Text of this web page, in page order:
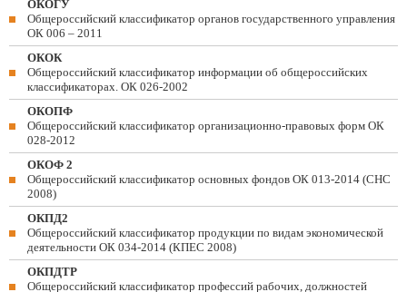
ОКОГУ
Общероссийский классификатор органов государственного управления
ОК 006 – 2011
ОКОК
Общероссийский классификатор информации об общероссийских
классификаторах. ОК 026-2002
ОКОПФ
Общероссийский классификатор организационно-правовых форм ОК
028-2012
ОКОФ 2
Общероссийский классификатор основных фондов ОК 013-2014 (СНС
2008)
ОКПД2
Общероссийский классификатор продукции по видам экономической
деятельности ОК 034-2014 (КПЕС 2008)
ОКПДТР
Общероссийский классификатор профессий рабочих, должностей